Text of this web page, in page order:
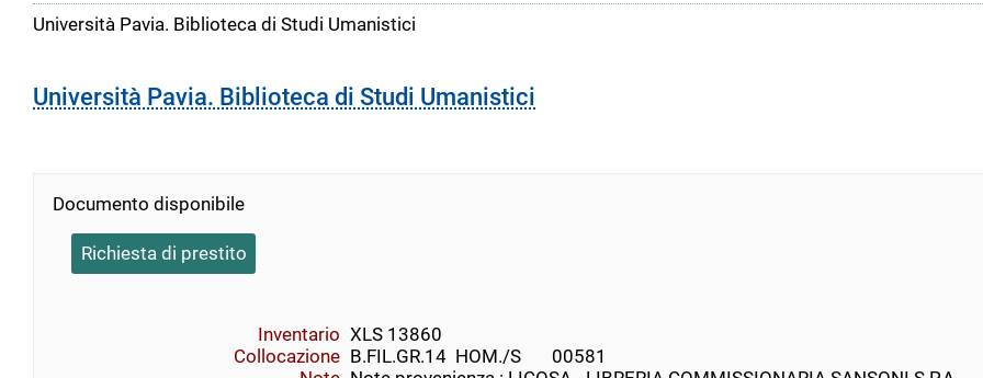
Università Pavia. Biblioteca di Studi Umanistici
Università Pavia. Biblioteca di Studi Umanistici
Documento disponibile
Richiesta di prestito
Inventario XLS 13860
Collocazione B.FIL.GR.14  HOM./S       00581